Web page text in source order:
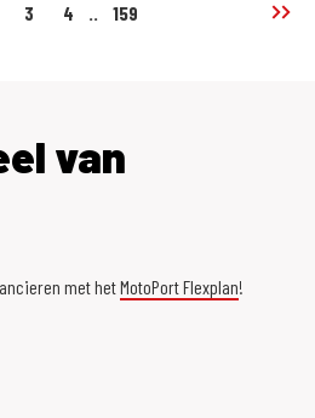
3 4 .. 159
van
met hetMotoPort Flexplan!